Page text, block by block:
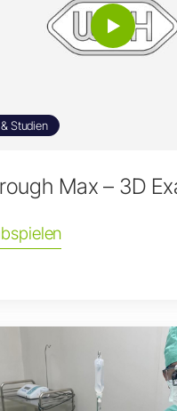
Studien
Max – 3D